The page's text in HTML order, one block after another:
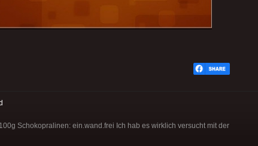
Schokopralinen: ein.wand.frei Ich hab es wirklich versucht mit der